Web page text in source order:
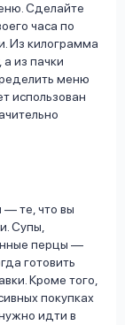
Сделайте
часа по
Из килограмма
из пачки
меню
использован
— те, что вы
Супы,
перцы —
готовить
Кроме того,
покупках
идти в